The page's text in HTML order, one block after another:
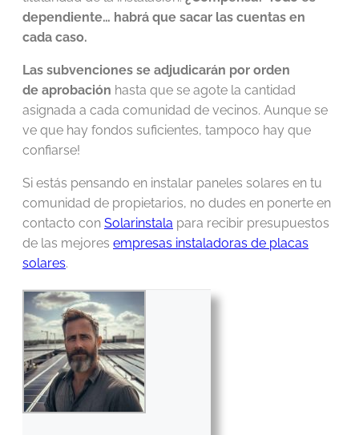
dependiente… habrá que sacar las cuentas en
cada caso.
Las subvenciones se adjudicarán por orden
de aprobación hasta que se agote la cantidad
asignada a cada comunidad de vecinos. Aunque se
ve que hay fondos suficientes, tampoco hay que
confiarse!
Si estás pensando en instalar paneles solares en tu
comunidad de propietarios, no dudes en ponerte en
contacto con Solarinstala para recibir presupuestos
de las mejores empresas instaladoras de placas
solares.